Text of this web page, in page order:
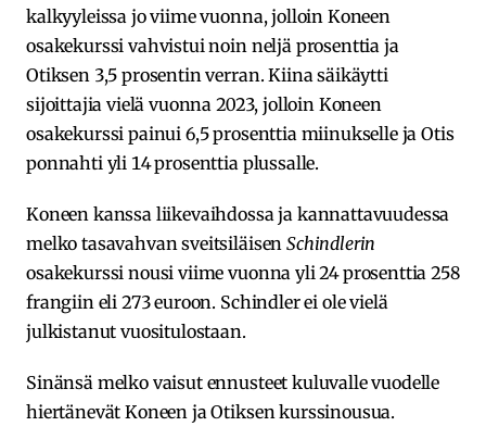
kalkyyleissa jo viime vuonna, jolloin Koneen
osakekurssi vahvistui noin neljä prosenttia ja
Otiksen 3,5 prosentin verran. Kiina säikäytti
sijoittajia vielä vuonna 2023, jolloin Koneen
osakekurssi painui 6,5 prosenttia miinukselle ja Otis
ponnahti yli 14 prosenttia plussalle.
Koneen kanssa liikevaihdossa ja kannattavuudessa
melko tasavahvan sveitsiläisenSchindlerin
osakekurssi nousi viime vuonna yli 24 prosenttia 258
frangiin eli 273 euroon. Schindler ei ole vielä
julkistanut vuositulostaan.
Sinänsä melko vaisut ennusteet kuluvalle vuodelle
hiertänevät Koneen ja Otiksen kurssinousua.